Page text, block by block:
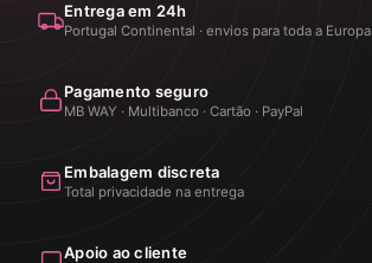
Entrega em 24h
Portugal Continental · envios para toda a Europa
Pagamento seguro
MB WAY · Multibanco · Cartão · PayPal
Embalagem discreta
Total privacidade na entrega
Apoio ao cliente